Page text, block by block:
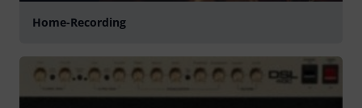
Home-Recording